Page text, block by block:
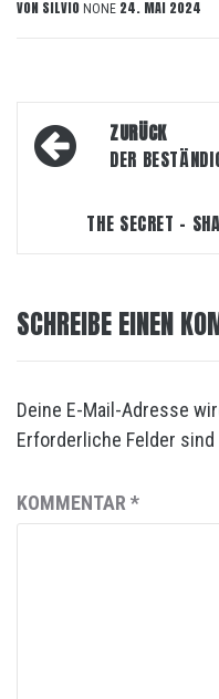
VON SILVIO NONE 24. MAI 2024
ZURÜCK
DER
THE SECRET –
SCHREIBE EINEN
Deine E-Mail-Adresse
Erforderliche Felder sind
KOMMENTAR*